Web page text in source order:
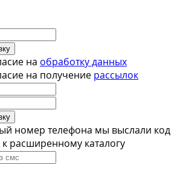
на обработку данных
на получение рассылок
номер телефона мы выслали код
к расширенному каталогу